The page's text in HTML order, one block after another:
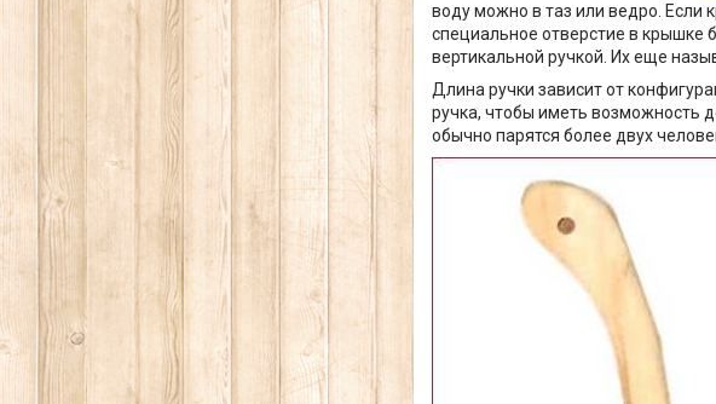
воду можно в таз или ведро. Если
специальное отверстие в крышке
вертикальной ручкой. Их еще
Длина ручки зависит от
ручка, чтобы иметь возможность
обычно парятся более двух